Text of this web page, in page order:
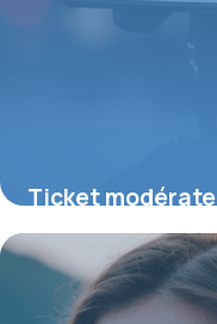
Ticket
remboursement
30 juillet 2026